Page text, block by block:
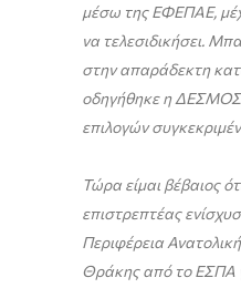
μέσω της ΕΦΕΠΑΕ,
να τελεσιδικήσει.
στην απαράδεκτη
οδηγήθηκε η
επιλογών
Τώρα είμαι βέβαιος
επιστρεπτέας
Περιφέρεια
Θράκης από το ΕΣΠΑ